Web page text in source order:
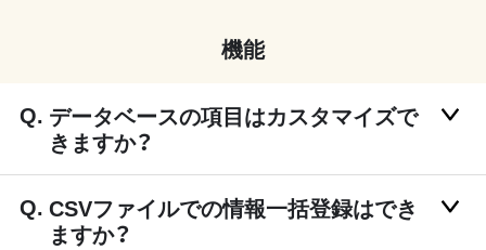
機能
データベースの項目はカスタマイズで
きますか？
CSVファイルでの情報一括登録はでき
ますか？